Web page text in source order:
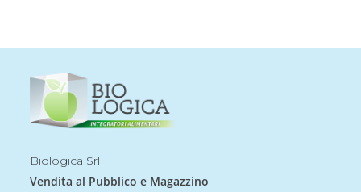
Biologica Srl
Vendita al Pubblico e Magazzino